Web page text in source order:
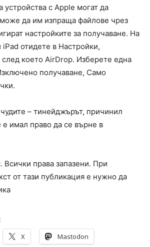
устройства с Apple могат да
да им изпраща файлове чрез
настройките за получаване. На
iPad отидете в Настройки,
което AirDrop. Изберете една
получаване, Само
– тинейджърът, причинил
е имал право да се върне в
Всички права запазени. При
от тази публикация е нужно да
X Mastodon